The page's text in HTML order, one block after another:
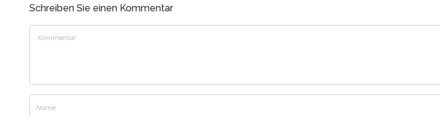
Schreiben Sie einen Kommentar